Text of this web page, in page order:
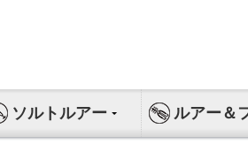
ソルトルアー ルアー＆